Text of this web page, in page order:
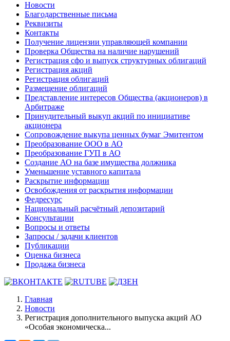
Новости
Благодарственные письма
Реквизиты
Контакты
Получение лицензии управляющей компании
Проверка Общества на наличие нарушений
Регистрация сфо и выпуск структурных облигаций
Регистрация акций
Регистрация облигаций
Размещение облигаций
Представление интересов Общества (акционеров) в
Арбитраже
Принудительный выкуп акций по инициативе
акционера
Сопровождение выкупа ценных бумаг Эмитентом
Преобразование ООО в АО
Преобразование ГУП в АО
Создание АО на базе имущества должника
Уменьшение уставного капитала
Раскрытие информации
Освобождения от раскрытия информации
Федресурс
Национальный расчётный депозитарий
Консультации
Вопросы и ответы
Запросы / задачи клиентов
Публикации
Оценка бизнеса
Продажа бизнеса
Главная
Новости
Регистрация дополнительного выпуска акций АО
«Особая экономическа...